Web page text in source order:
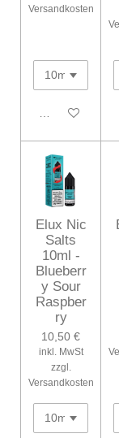
Versandkosten
In den
Elux Nic
Salts
10ml -
Blueberr
y Sour
Raspber
ry
10,50 €
inkl. MwSt
zzgl.
Versandkosten